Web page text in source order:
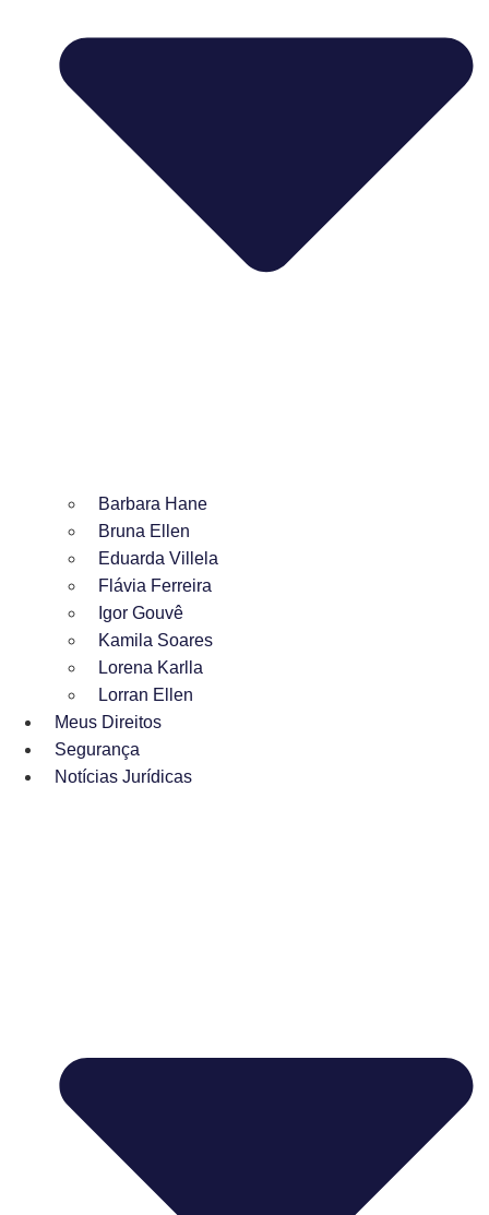
Barbara Hane
Bruna Ellen
Eduarda Villela
Flávia Ferreira
Igor Gouvê
Kamila Soares
Lorena Karlla
Lorran Ellen
Meus Direitos
Segurança
Notícias Jurídicas